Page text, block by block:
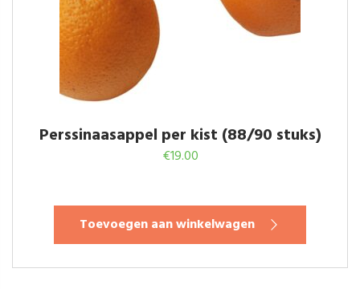
Perssinaasappel per kist (88/90 stuks)
€19.00
Toevoegen aan winkelwagen